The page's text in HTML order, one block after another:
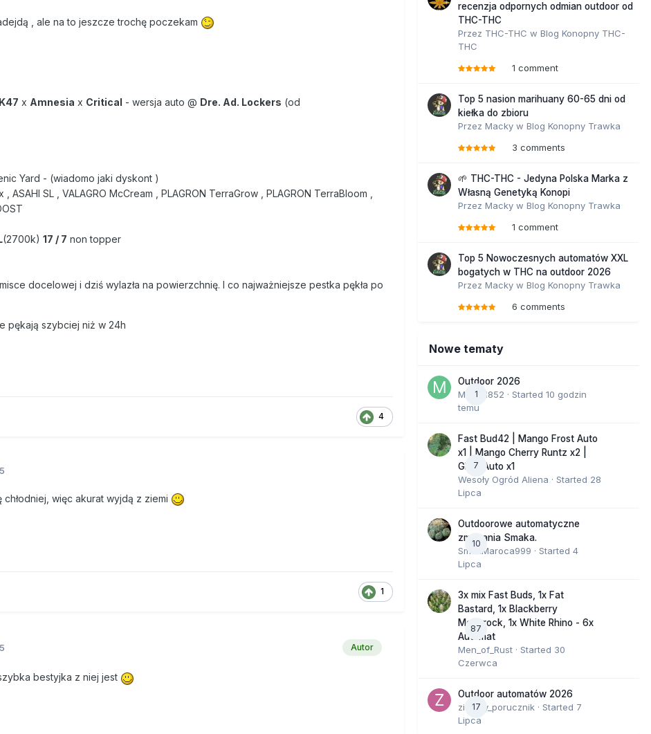
, ale na to jeszcze trochę poczekam
x Amnesia x Critical - wersja auto @ Dre. Ad. Lockers (od
Yard - (wiadomo jaki dyskont )
, ASAHI SL , VALAGRO McCream , PLAGRON TerraGrow , PLAGRON TerraBloom ,
(2700k) 17 / 7 non topper
docelowej i dziś wylazła na powierzchnię. I co najważniejsze pestka pękła po
pękają szybciej niż w 24h
4
więc akurat wyjdą z ziemi
1
Autor
bestyjka z niej jest
recenzja odpornych odmian outdoor od
THC-THC
Przez THC-THC w Blog Konopny THC-
THC
1 comment
Top 5 nasion marihuany 60-65 dni od
kiełka do zbioru
Przez Macky w Blog Konopny Trawka
3 comments
🌱 THC-THC - Jedyna Polska Marka z
Własną Genetyką Konopi
Przez Macky w Blog Konopny Trawka
1 comment
Top 5 Nowoczesnych automatów XXL
bogatych w THC na outdoor 2026
Przez Macky w Blog Konopny Trawka
6 comments
Nowe tematy
1
Outdoor 2026
Marcel852 · Started 10 godzin
temu
7
Fast Bud42 | Mango Frost Auto
x1 | Mango Cherry Runtz x2 |
GMO Auto x1
Wesoły Ogród Aliena · Started 28
Lipca
10
Outdoorowe automatyczne
zmagania Smaka.
SmakMaroca999 · Started 4
Lipca
87
3x mix Fast Buds, 1x Fat
Bastard, 1x Blackberry
Moonrock, 1x White Rhino - 6x
Automat
Men_of_Rust · Started 30
Czerwca
17
Outdoor automatów 2026
zielony_porucznik · Started 7
Lipca